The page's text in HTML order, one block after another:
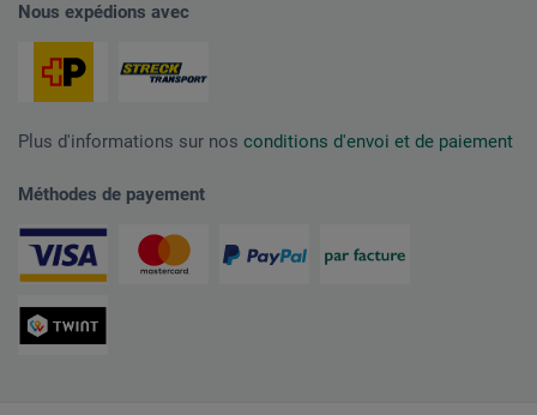
Nous expédions avec
Plus d'informations sur nos conditions d'envoi et de paiement
Méthodes de payement